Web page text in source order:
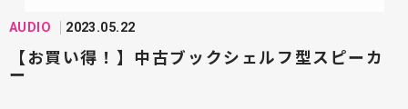
#Eilex(アイレックス)
#ECLIPSE(イクリプス) #estelon(エステロン)
AUDIO 2023.05.22
【お買い得！】中古ブックシェルフ型スピーカ
ー